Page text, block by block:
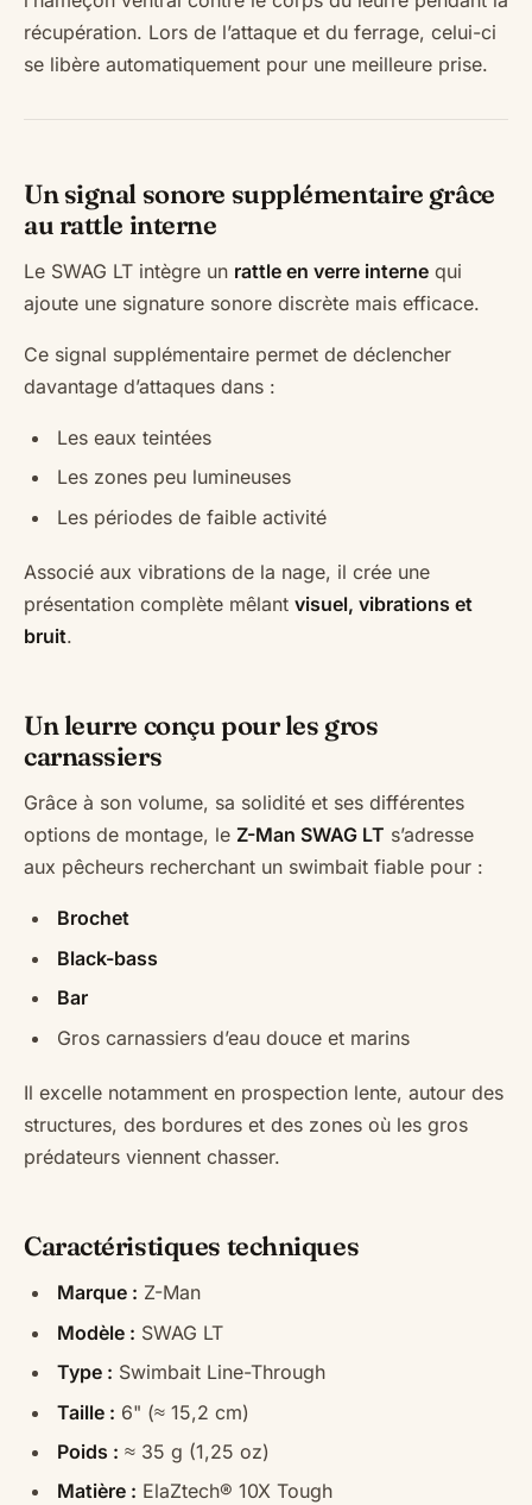
récupération. Lors de l’attaque et du ferrage, celui-ci
se libère automatiquement pour une meilleure prise.
Un signal sonore supplémentaire grâce
au rattle interne
Le SWAG LT intègre un rattle en verre interne qui
ajoute une signature sonore discrète mais efficace.
Ce signal supplémentaire permet de déclencher
davantage d’attaques dans :
Les eaux teintées
Les zones peu lumineuses
Les périodes de faible activité
Associé aux vibrations de la nage, il crée une
présentation complète mêlant visuel, vibrations et
bruit.
Un leurre conçu pour les gros
carnassiers
Grâce à son volume, sa solidité et ses différentes
options de montage, le Z-Man SWAG LT s’adresse
aux pêcheurs recherchant un swimbait fiable pour :
Brochet
Black-bass
Bar
Gros carnassiers d’eau douce et marins
Il excelle notamment en prospection lente, autour des
structures, des bordures et des zones où les gros
prédateurs viennent chasser.
Caractéristiques techniques
Marque : Z-Man
Modèle : SWAG LT
Type : Swimbait Line-Through
Taille : 6" (≈ 15,2 cm)
Poids : ≈ 35 g (1,25 oz)
Matière : ElaZtech® 10X Tough